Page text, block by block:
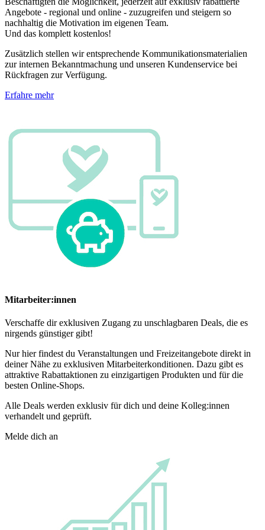
Angebote - regional und online - zuzugreifen und steigern so
nachhaltig die Motivation im eigenen Team.
Und das komplett kostenlos!
Zusätzlich stellen wir entsprechende Kommunikationsmaterialien
zur internen Bekanntmachung und unseren Kundenservice bei
Rückfragen zur Verfügung.
Erfahre mehr
Mitarbeiter:innen
Verschaffe dir exklusiven Zugang zu unschlagbaren Deals, die es
nirgends günstiger gibt!
Nur hier findest du Veranstaltungen und Freizeitangebote direkt in
deiner Nähe zu exklusiven Mitarbeiterkonditionen. Dazu gibt es
attraktive Rabattaktionen zu einzigartigen Produkten und für die
besten Online-Shops.
Alle Deals werden exklusiv für dich und deine Kolleg:innen
verhandelt und geprüft.
Melde dich an